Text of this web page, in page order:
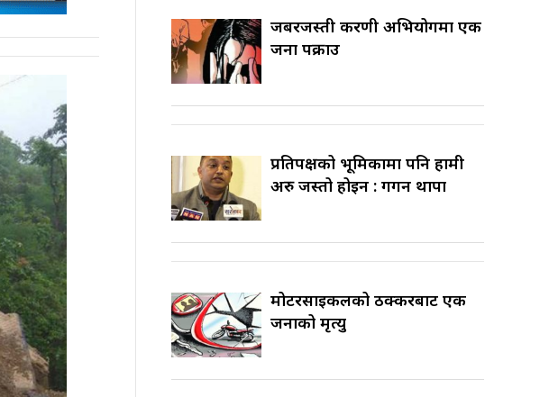
जबरजस्ती करणी अभियोगमा एक
जना पक्राउ
प्रतिपक्षको भूमिकामा पनि हामी
अरु जस्तो होइन : गगन थापा
मोटरसाइकलको ठक्करबाट एक
जनाको मृत्यु